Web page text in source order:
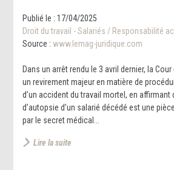
Publié le :17/04/2025
Droit du travail - Salariés / Responsabilité
Source : www.lemag-juridique.com
Dans un arrêt rendu le 3 avril dernier, la
un revirement majeur en matière de
d’un accident du travail mortel, en affirmant
d’autopsie d’un salarié décédé est une
par le secret médical...
Lire la suite